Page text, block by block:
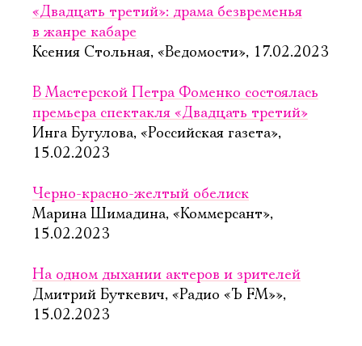
«Двадцать третий»: драма безвременья
в жанре кабаре
Ксения Стольная, «Ведомости», 17.02.2023
В Мастерской Петра Фоменко состоялась
премьера спектакля «Двадцать третий»
Инга Бугулова, «Российская газета»,
15.02.2023
Черно-красно-желтый обелиск
Марина Шимадина, «Коммерсант»,
15.02.2023
На одном дыхании актеров и зрителей
Дмитрий Буткевич, «Радио «Ъ FM»»,
15.02.2023